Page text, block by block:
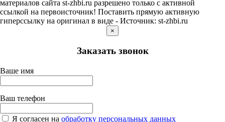
материалов сайта st-zhbi.ru разрешено только с активной
ссылкой на первоисточник! Поставить прямую активную
гиперссылку на оригинал в виде - Источник: st-zhbi.ru
×
Заказать звонок
Ваше имя
Ваш телефон
Я согласен на обработку персональных данных